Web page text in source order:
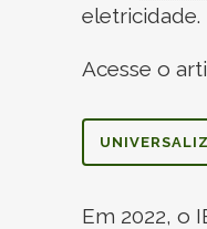
eletricidade.
Acesse o
Em 2022, o